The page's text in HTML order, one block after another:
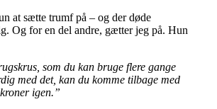
at sætte trumf på – og der døde
Og for en del andre, gætter jeg på. Hun
som du kan bruge flere gange
med det, kan du komme tilbage med
igen.”